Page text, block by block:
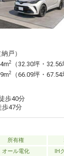
戸）
2
（32.30坪・32.56
2
（66.09坪・67.54
歩40分
歩47分
所有権
オール電化 IH